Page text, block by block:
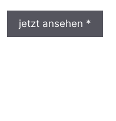
jetzt ansehen *